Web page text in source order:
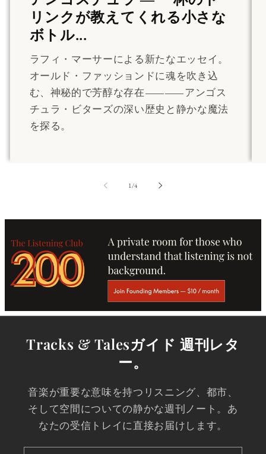
リンクが教えてくれる小さな
ボトル...
ラフィ・マーサーによる新たなエッセイ。
オールド・ファッションドに魂を吹き込
む、神秘的で芳醇な存在――アンゴス
チュラ・ビターズの深い歴史と静かな魔法
を探る。
1/の
4
Tracks & Talesガイド 週刊レタ
ー。
音楽が重要な意味を持つリスニング、都市、
そして空間についての静かな週刊ノート。あ
なたの受信トレイに直接お届けします。